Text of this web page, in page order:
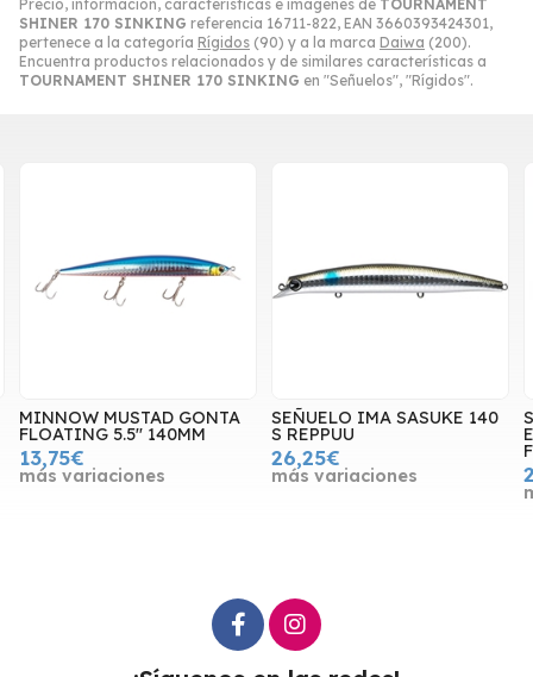
Precio, información, características e imágenes de TOURNAMENT
SHINER 170 SINKING referencia 16711-822, EAN 3660393424301,
pertenece a la categoría Rígidos (90) y a la marca Daiwa (200).
Encuentra productos relacionados y de similares características a
TOURNAMENT SHINER 170 SINKING en "Señuelos", "Rígidos".
MINNOW MUSTAD GONTA
FLOATING 5.5" 140MM
13,75€
más variaciones
SEÑUELO IMA SASUKE 140
S REPPUU
26,25€
más variaciones
F